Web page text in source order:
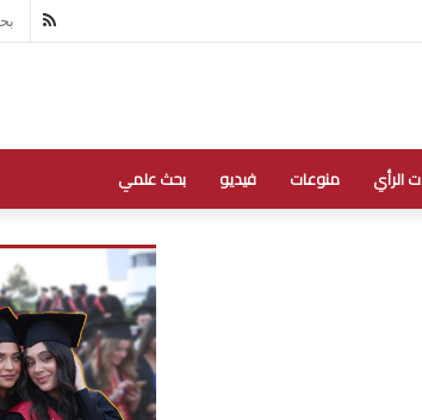
RSS
الرأي منوعات فيديو بحث علمي